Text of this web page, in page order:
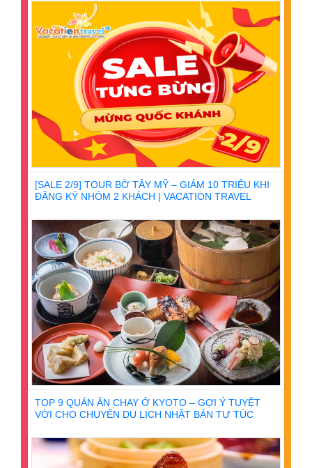
[SALE 2/9] TOUR BỜ TÂY MỸ – GIẢM 10 TRIỆU KHI
ĐĂNG KÝ NHÓM 2 KHÁCH | VACATION TRAVEL
TOP 9 QUÁN ĂN CHAY Ở KYOTO – GỢI Ý TUYỆT
VỜI CHO CHUYẾN DU LỊCH NHẬT BẢN TỰ TÚC